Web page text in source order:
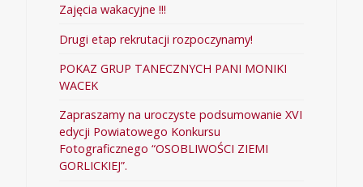
Zajęcia wakacyjne !!!
Drugi etap rekrutacji rozpoczynamy!
POKAZ GRUP TANECZNYCH PANI MONIKI
WACEK
Zapraszamy na uroczyste podsumowanie XVI
edycji Powiatowego Konkursu
Fotograficznego “OSOBLIWOŚCI ZIEMI
GORLICKIEJ”.